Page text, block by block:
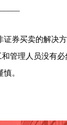
券买卖的解决
管理人员没有
。